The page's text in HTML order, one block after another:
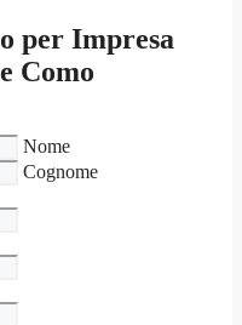
per Impresa
Como
Nome
Cognome